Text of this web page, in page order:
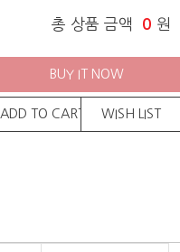
총 상품 금액 0 원
BUY IT NOW
ADD TO CART WISH LIST